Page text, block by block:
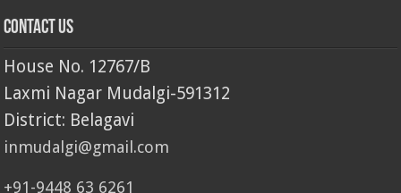
Contact Us
House No. 12767/B
Laxmi Nagar Mudalgi-591312
District: Belagavi
inmudalgi@gmail.com
+91-9448 63 6261